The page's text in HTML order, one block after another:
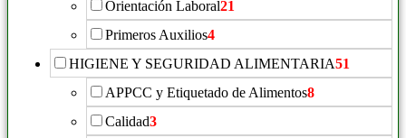
Orientación Laboral21
Primeros Auxilios4
HIGIENE Y SEGURIDAD ALIMENTARIA51
APPCC y Etiquetado de Alimentos8
Calidad3